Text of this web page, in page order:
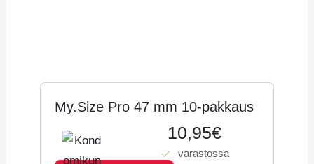
My.Size Pro 47 mm 10-pakkaus
10,95€
varastossa